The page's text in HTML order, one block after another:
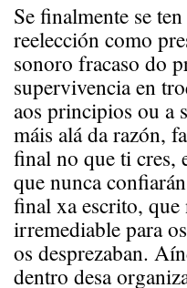
Se finalmente se
reelección como
sonoro fracaso do
supervivencia en
aos principios ou a
máis alá da razón,
final no que ti cres,
que nunca
final xa escrito,
irremediable para
os desprezaban.
dentro desa